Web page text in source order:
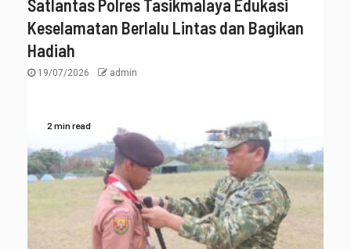
Satlantas Polres Tasikmalaya Edukasi
Keselamatan Berlalu Lintas dan Bagikan
Hadiah
19/07/2026 admin
2 min read